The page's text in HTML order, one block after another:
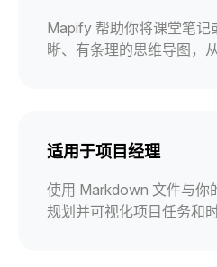
Mapify 帮助你将课堂笔记
晰、有条理的思维导图，
适用于项目经理
使用 Markdown 文件与你
规划并可视化项目任务和时